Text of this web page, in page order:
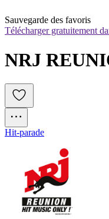
Sauvegarde des favoris
Télécharger gratuitement
NRJ
Hit-parade